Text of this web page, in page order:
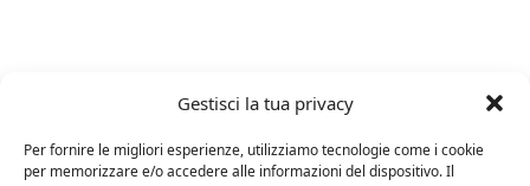
Gestisci la tua privacy
Per fornire le migliori esperienze, utilizziamo tecnologie come i cookie
per memorizzare e/o accedere alle informazioni del dispositivo. Il